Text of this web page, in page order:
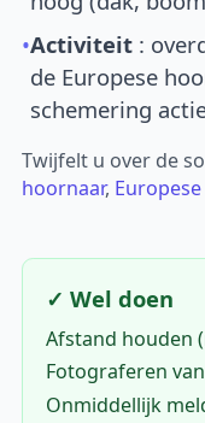
•Activiteit :
de Europese
schemering
Twijfelt u over de
hoornaar,
✓ Wel doen
Afstand houden
Fotograferen
Onmiddellijk